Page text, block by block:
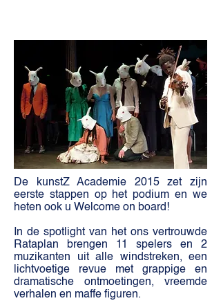
De kunstZ Academie 2015 zet zijn
eerste stappen op het podium en we
heten ook u Welcome on board!
In de spotlight van het ons vertrouwde
Rataplan brengen 11 spelers en 2
muzikanten uit alle windstreken, een
lichtvoetige revue met grappige en
dramatische ontmoetingen, vreemde
verhalen en maffe figuren.